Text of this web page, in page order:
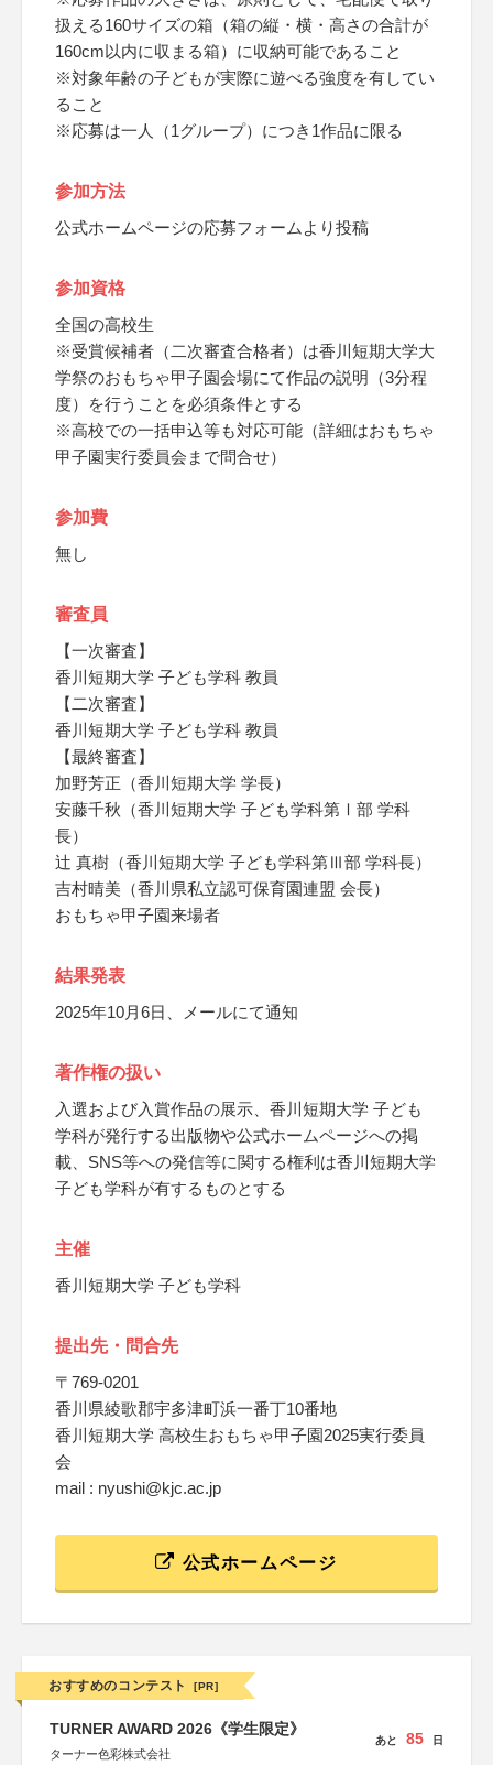
扱える160サイズの箱（箱の縦・横・高さの合計が
160cm以内に収まる箱）に収納可能であること
※対象年齢の子どもが実際に遊べる強度を有してい
ること
※応募は一人（1グループ）につき1作品に限る
参加方法
公式ホームページの応募フォームより投稿
参加資格
全国の高校生
※受賞候補者（二次審査合格者）は香川短期大学大
学祭のおもちゃ甲子園会場にて作品の説明（3分程
度）を行うことを必須条件とする
※高校での一括申込等も対応可能（詳細はおもちゃ
甲子園実行委員会まで問合せ）
参加費
無し
審査員
【一次審査】
香川短期大学 子ども学科 教員
【二次審査】
香川短期大学 子ども学科 教員
【最終審査】
加野芳正（香川短期大学 学長）
安藤千秋（香川短期大学 子ども学科第Ⅰ部 学科
長）
辻 真樹（香川短期大学 子ども学科第Ⅲ部 学科長）
吉村晴美（香川県私立認可保育園連盟 会長）
おもちゃ甲子園来場者
結果発表
2025年10月6日、メールにて通知
著作権の扱い
入選および入賞作品の展示、香川短期大学 子ども
学科が発行する出版物や公式ホームページへの掲
載、SNS等への発信等に関する権利は香川短期大学
子ども学科が有するものとする
主催
香川短期大学 子ども学科
提出先・問合先
〒769-0201
香川県綾歌郡宇多津町浜一番丁10番地
香川短期大学 高校生おもちゃ甲子園2025実行委員
会
mail : nyushi@kjc.ac.jp
公式ホームページ
おすすめのコンテスト [PR]
TURNER AWARD 2026《学生限定》
ターナー色彩株式会社
あと 85 日